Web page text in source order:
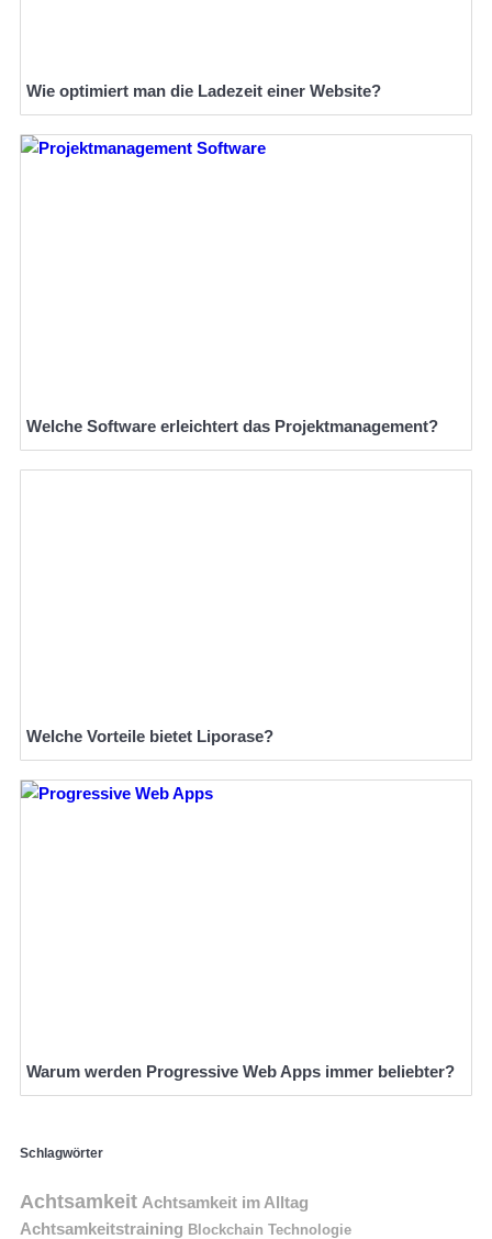
Wie optimiert man die Ladezeit einer Website?
Welche Software erleichtert das Projektmanagement?
Welche Vorteile bietet Liporase?
Warum werden Progressive Web Apps immer beliebter?
Schlagwörter
Achtsamkeit Achtsamkeit im Alltag
Achtsamkeitstraining Blockchain Technologie